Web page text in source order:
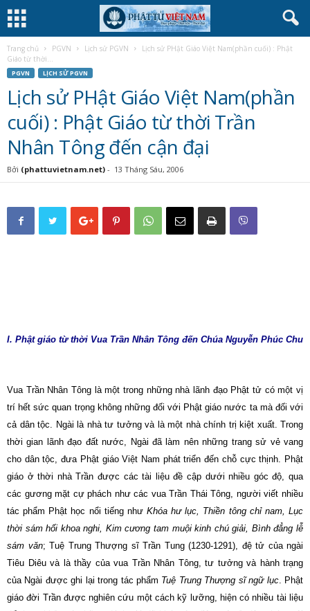
Trang chủ PGVN Lịch sử PGVN
Lịch sử PHật Giáo Việt Nam(phần cuối) : Phật
Giáo từ thời...
PGVN LỊCH SỬ PGVN
Lịch sử PHật Giáo Việt Nam(phần
cuối) : Phật Giáo từ thời Trần
Nhân Tông đến cận đại
Bởi (phattuvietnam.net) - 13 Tháng Sáu, 2006
I. Phật giáo từ thời Vua Trần Nhân Tông đến Chúa Nguyễn Phúc Chu
Vua Trần Nhân Tông là một trong những nhà lãnh đạo Phật tử có một vị
trí hết sức quan trọng không những đối với Phật giáo nước ta mà đối với
cả dân tộc. Ngài là nhà tư tưởng và là một nhà chính trị kiệt xuất. Trong
thời gian lãnh đạo đất nước, Ngài đã làm nên những trang sử vẻ vang
cho dân tộc, đưa Phật giáo Việt Nam phát triển đến chỗ cực thịnh. Phật
giáo ở thời nhà Trần được các tài liệu đề cập dưới nhiều góc độ, qua
các gương mặt cự phách như các vua Trần Thái Tông, người viết nhiều
tác phẩm Phật học nổi tiếng như Khóa hư lục, Thiền tông chỉ nam, Lục
thời sám hối khoa nghi, Kim cương tam muội kinh chú giải, Bình đẳng lễ
sám văn; Tuệ Trung Thượng sĩ Trần Tung (1230-1291), đệ tử của ngài
Tiêu Diêu và là thầy của vua Trần Nhân Tông, tư tưởng và hành trạng
của Ngài được ghi lại trong tác phẩm Tuệ Trung Thượng sĩ ngữ lục. Phật
giáo đời Trần được nghiên cứu một cách kỹ lưỡng, hiện có nhiều tài liệu